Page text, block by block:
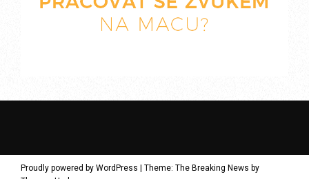
Proudly powered by WordPress
Theme: The Breaking News by